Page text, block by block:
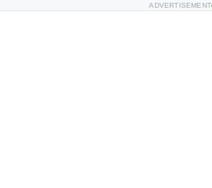
ADVERTISEMENT